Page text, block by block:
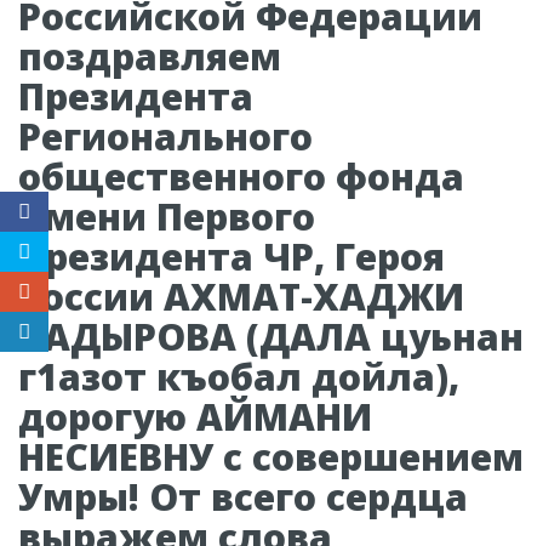
Российской Федерации
поздравляем
Президента
Регионального
общественного фонда
имени Первого
Президента ЧР, Героя
России АХМАТ-ХАДЖИ
КАДЫРОВА (ДАЛА цуьнан
г1азот къобал дойла),
дорогую АЙМАНИ
НЕСИЕВНУ с совершением
Умры! От всего сердца